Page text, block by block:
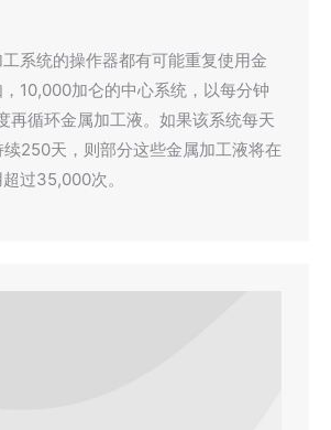
系统的操作器都有可能重复使用金
10,000加仑的中心系统，以每分钟
再循环金属加工液。如果该系统每天
250天，则部分这些金属加工液将在
过35,000次。